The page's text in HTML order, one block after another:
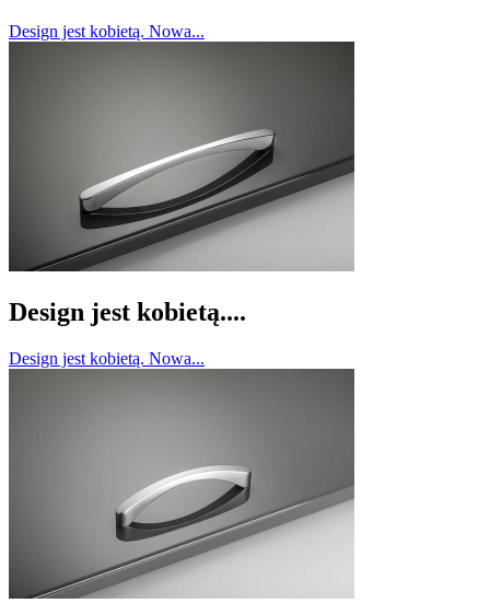
Design jest kobietą. Nowa...
Design jest kobietą....
Design jest kobietą. Nowa...